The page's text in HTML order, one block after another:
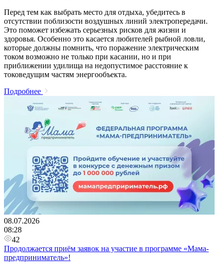
Перед тем как выбрать место для отдыха, убедитесь в
отсутствии поблизости воздушных линий электропередачи.
Это поможет избежать серьезных рисков для жизни и
здоровья. Особенно это касается любителей рыбной ловли,
которые должны помнить, что поражение электрическим
током возможно не только при касании, но и при
приближении удилища на недопустимое расстояние к
токоведущим частям энергообъекта.
Подробнее
08.07.2026
08:28
42
Продолжается приём заявок на участие в программе «Мама-
предприниматель»!